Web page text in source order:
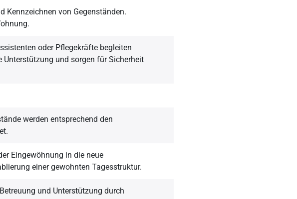
Kennzeichnen von Gegenständen.
oder Pflegekräfte begleiten
Unterstützung und sorgen für Sicherheit
werden entsprechend den
Eingewöhnung in die neue
einer gewohnten Tagesstruktur.
und Unterstützung durch